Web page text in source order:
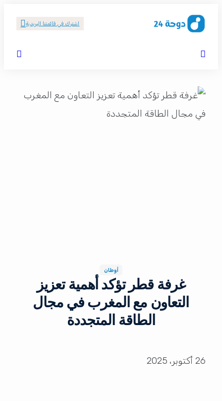
اشترك في قائمتنا البريدية
أوطان
غرفة قطر تؤكد أهمية تعزيز
التعاون مع المغرب في مجال
الطاقة المتجددة
26 أكتوبر، 2025